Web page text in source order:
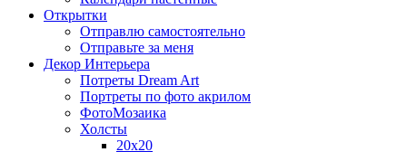
Открытки
Отправлю самостоятельно
Отправьте за меня
Декор Интерьера
Потреты Dream Art
Портреты по фото акрилом
ФотоМозаика
Холсты
20х20